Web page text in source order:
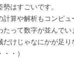
勢はすごいです。
計算や解析もコンピ
たって数字が並んでい
だけじゃなにかが足
・・）